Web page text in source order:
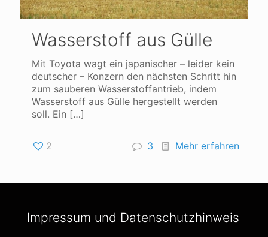
Wasserstoff aus Gülle
Mit Toyota wagt ein japanischer – leider kein
deutscher – Konzern den nächsten Schritt hin
zum sauberen Wasserstoffantrieb, indem
Wasserstoff aus Gülle hergestellt werden
soll. Ein […]
2 3 Mehr erfahren
Impressum und Datenschutzhinweis